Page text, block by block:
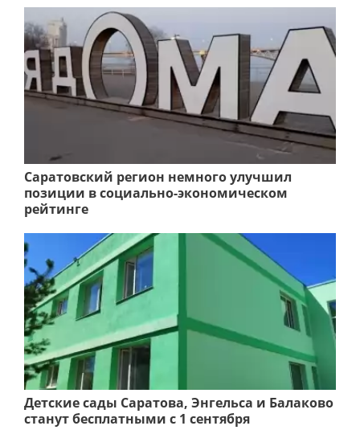
Саратовский регион немного улучшил
позиции в социально-экономическом
рейтинге
Детские сады Саратова, Энгельса и Балаково
станут бесплатными с 1 сентября